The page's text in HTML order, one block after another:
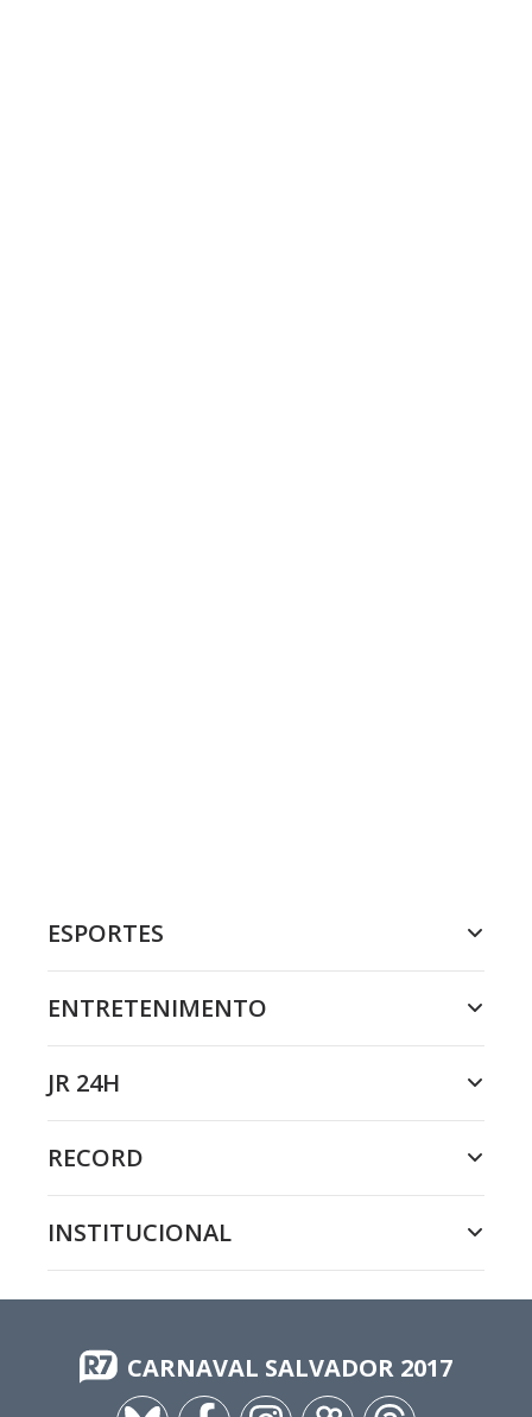
ESPORTES
ENTRETENIMENTO
JR 24H
RECORD
INSTITUCIONAL
CARNAVAL SALVADOR 2017